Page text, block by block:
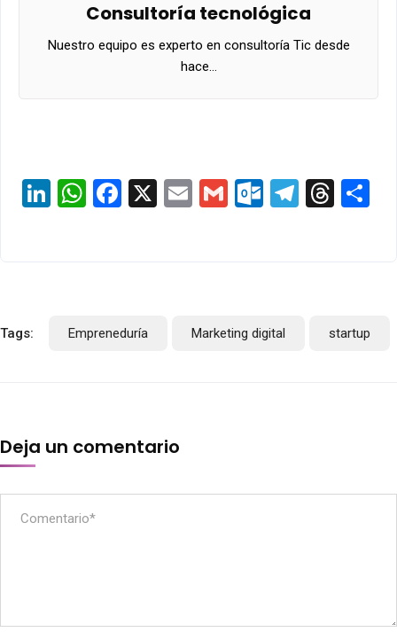
Consultoría tecnológica
Nuestro equipo es experto en consultoría Tic desde
hace…
LinkedIn
WhatsApp
Facebook
X EmailGmail
Tags: Empreneduría Marketing digital startup
Deja un comentario